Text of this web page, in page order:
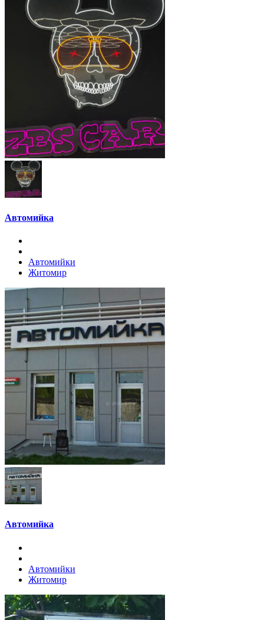
Автомийка
Автомийки
Житомир
Автомийка
Автомийки
Житомир